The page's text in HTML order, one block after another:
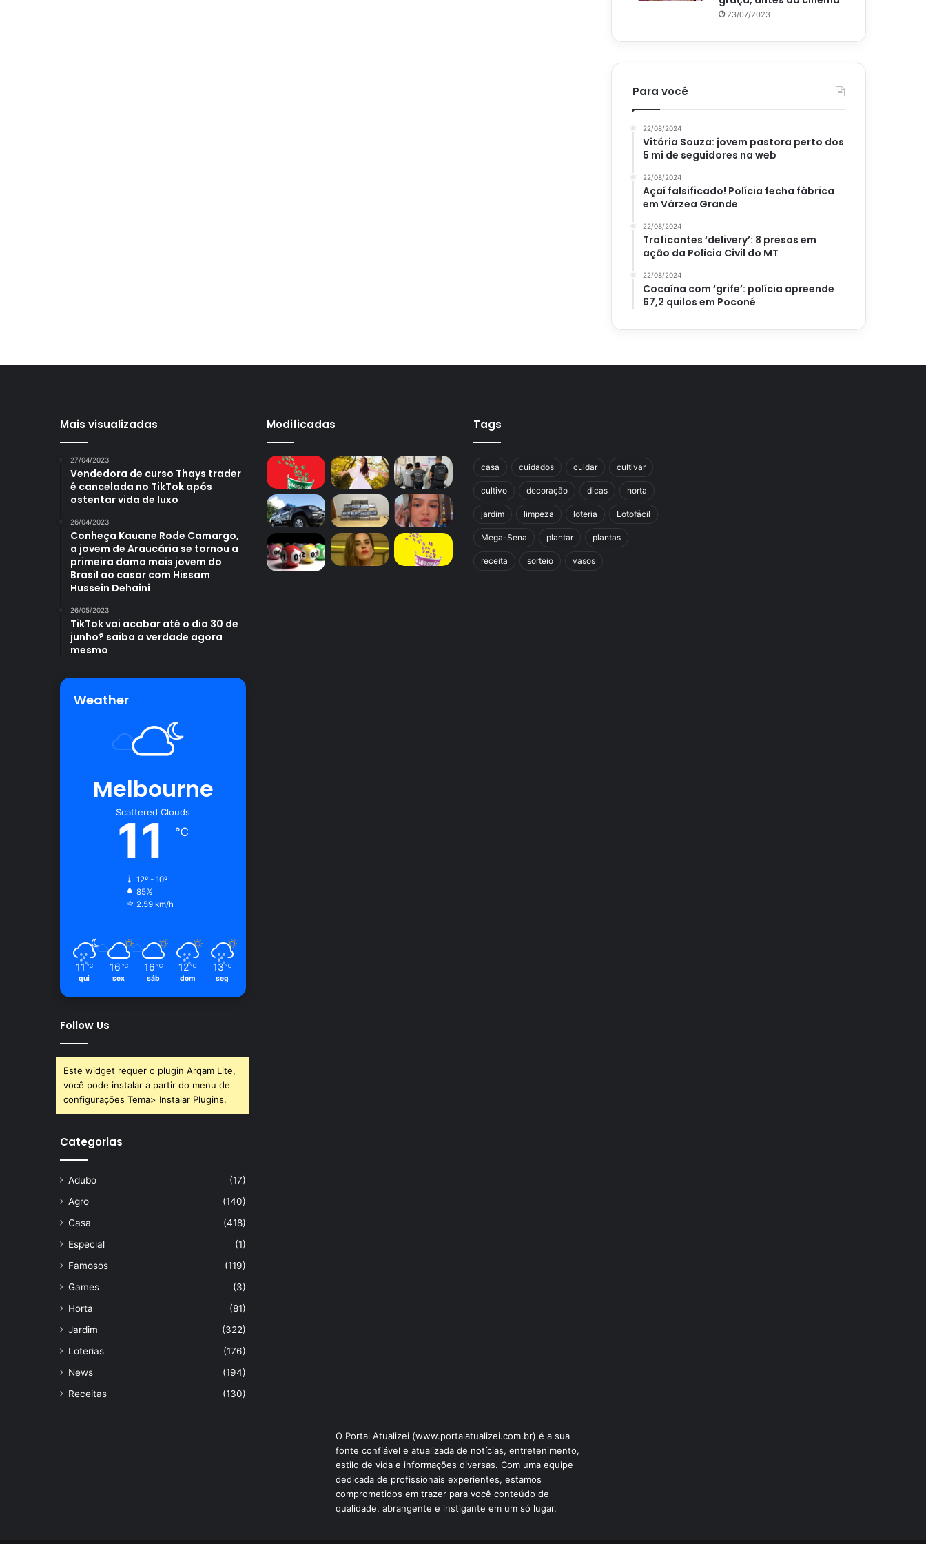
23/07/2023
Para você
22/08/2024
Vitória Souza: jovem pastora perto dos
5 mi de seguidores na web
22/08/2024
Açaí falsificado! Polícia fecha fábrica
em Várzea Grande
22/08/2024
Traficantes ‘delivery’: 8 presos em
ação da Polícia Civil do MT
22/08/2024
Cocaína com ‘grife’: polícia apreende
67,2 quilos em Poconé
Mais visualizadas
27/04/2023
Vendedora de curso Thays trader
é cancelada no TikTok após
ostentar vida de luxo
26/04/2023
Conheça Kauane Rode Camargo,
a jovem de Araucária se tornou a
primeira dama mais jovem do
Brasil ao casar com Hissam
Hussein Dehaini
26/05/2023
TikTok vai acabar até o dia 30 de
junho? saiba a verdade agora
mesmo
Weather
Melbourne
Scattered Clouds
11 ℃
12º - 10º
85%
2.59 km/h
11 ℃
qui
16 ℃
sex
16 ℃
sáb
12 ℃
dom
13 ℃
seg
Follow Us
Este widget requer o plugin Arqam Lite,
você pode instalar a partir do menu de
configurações Tema> Instalar Plugins.
Categorias
Adubo
(17)
Agro
(140)
Casa
(418)
Especial
(1)
Famosos
(119)
Games
(3)
Horta
(81)
Jardim
(322)
Loterias
(176)
News
(194)
Receitas
(130)
Modificadas Tags
casa cuidados cuidar cultivar
cultivo decoração dicas horta
jardim limpeza loteria Lotofácil
Mega-Sena plantar plantas
receita sorteio vasos
O Portal Atualizei (www.portalatualizei.com.br) é a sua
fonte confiável e atualizada de notícias, entretenimento,
estilo de vida e informações diversas. Com uma equipe
dedicada de profissionais experientes, estamos
comprometidos em trazer para você conteúdo de
qualidade, abrangente e instigante em um só lugar.